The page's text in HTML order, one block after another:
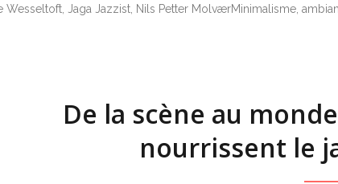
Wesseltoft, Jaga Jazzist, Nils Petter MolværMinimalisme,
De la scène au
nourrissent le